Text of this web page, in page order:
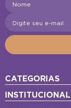
Nome
Digite seu e-mail
CATEGORIAS
INSTITUCIONAL